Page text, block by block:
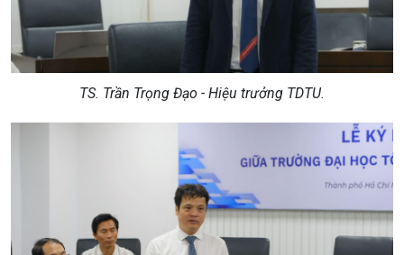
TS. Trần Trọng Đạo - Hiệu trưởng TDTU.